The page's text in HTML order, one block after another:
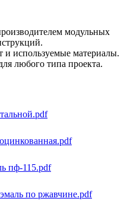
модульных
и используемые материалы.
любого типа проекта.
пф-115.pdf
по ржавчине.pdf